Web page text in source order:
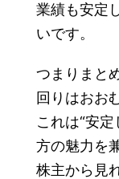
業績も安定
いです。
つまりまと
回りはおお
これは“安
方の魅力を
株主から見